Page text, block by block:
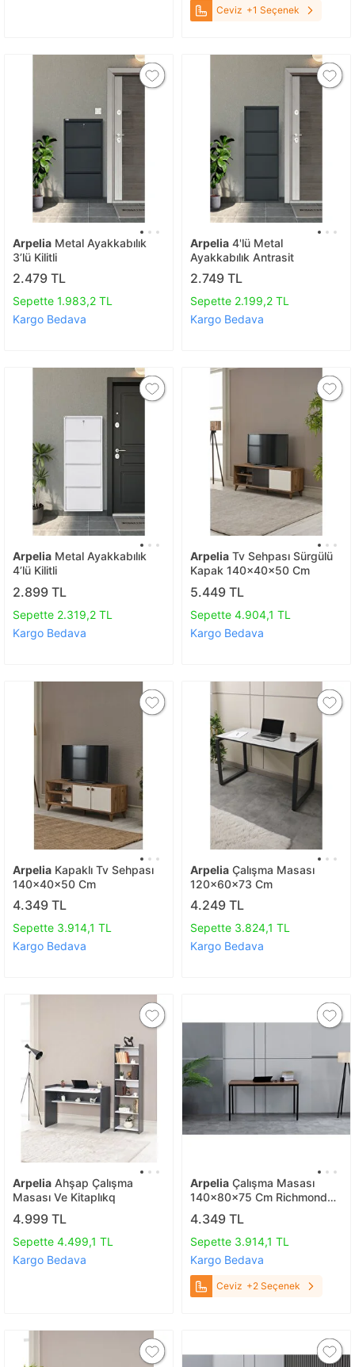
Ceviz +1 Seçenek
Arpelia Metal Ayakkabılık
3’lü Kilitli
2.479 TL
Sepette 1.983,2 TL
Kargo Bedava
Arpelia 4'lü Metal
Ayakkabılık Antrasit
2.749 TL
Sepette 2.199,2 TL
Kargo Bedava
Arpelia Metal Ayakkabılık
4’lü Kilitli
2.899 TL
Sepette 2.319,2 TL
Kargo Bedava
Arpelia Tv Sehpası Sürgülü
Kapak 140x40x50 Cm
5.449 TL
Sepette 4.904,1 TL
Kargo Bedava
Arpelia Kapaklı Tv Sehpası
140x40x50 Cm
4.349 TL
Sepette 3.914,1 TL
Kargo Bedava
Arpelia Çalışma Masası
120x60x73 Cm
4.249 TL
Sepette 3.824,1 TL
Kargo Bedava
Arpelia Ahşap Çalışma
Masası Ve Kitaplıkq
4.999 TL
Sepette 4.499,1 TL
Kargo Bedava
Arpelia Çalışma Masası
140x80x75 Cm Richmond
Ceviz
4.349 TL
Sepette 3.914,1 TL
Kargo Bedava
Ceviz +2 Seçenek